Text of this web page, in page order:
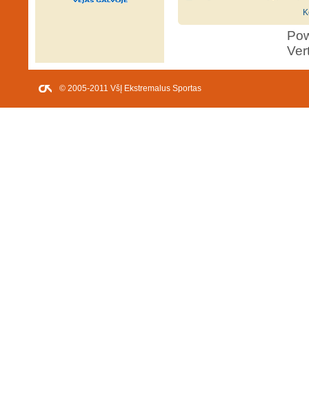
© 2005-2011 VšĮ Ekstremalus Sportas